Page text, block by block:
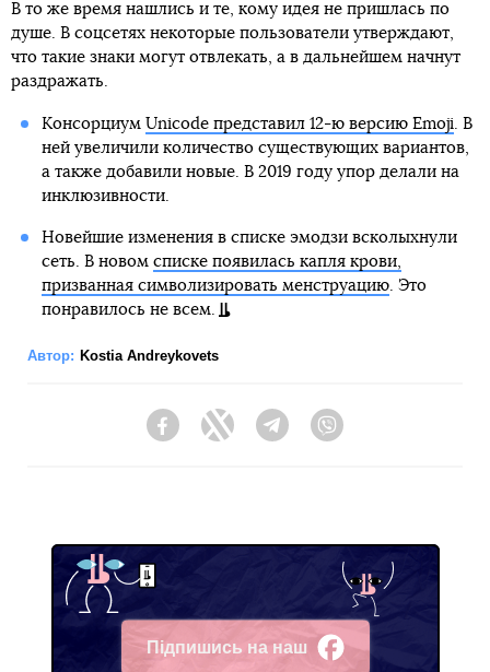
В то же время нашлись и те, кому идея не пришлась по
душе. В соцсетях некоторые пользователи утверждают,
что такие знаки могут отвлекать, а в дальнейшем начнут
раздражать.
Консорциум Unicode представил 12-ю версию Emoji. В
ней увеличили количество существующих вариантов,
а также добавили новые. В 2019 году упор делали на
инклюзивности.
Новейшие изменения в списке эмодзи всколыхнули
сеть. В новом списке появилась капля крови,
призванная символизировать менструацию. Это
понравилось не всем.
Автор: Kostia Andreykovets
FacebookTwitter Telegram
Підпишись на наш
Facebook